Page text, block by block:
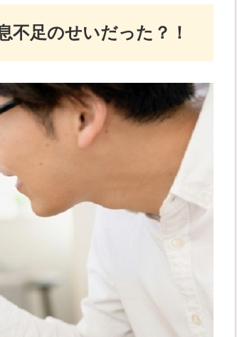
不足のせいだった？！